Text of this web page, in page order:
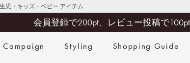
児・キッズ・ベビー アイテム
会員登録で200pt、レビュー投稿で
Campaign Styling Shopping Guide